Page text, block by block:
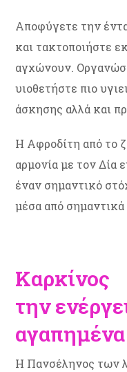
Αποφύγετε την
και τακτοποιήστε
αγχώνουν.
υιοθετήστε πιο
άσκησης αλλά και
Η Αφροδίτη από το
αρμονία με τον Δία
έναν σημαντικό
μέσα από
Καρκίνος
την
Η Πανσέληνος των